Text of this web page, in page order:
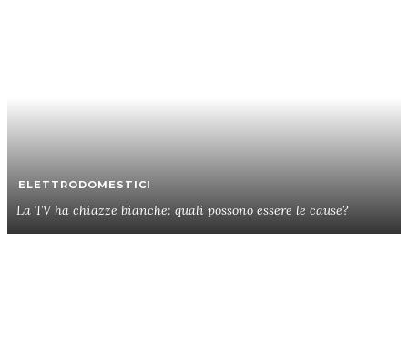
ELETTRODOMESTICI
La TV ha chiazze bianche: quali possono essere le cause?